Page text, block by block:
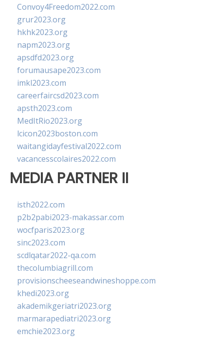
Convoy4Freedom2022.com
grur2023.org
hkhk2023.org
napm2023.org
apsdfd2023.org
forumausape2023.com
imkl2023.com
careerfaircsd2023.com
apsth2023.com
MedItRio2023.org
lcicon2023boston.com
waitangidayfestival2022.com
vacancesscolaires2022.com
MEDIA PARTNER II
isth2022.com
p2b2pabi2023-makassar.com
wocfparis2023.org
sinc2023.com
scdlqatar2022-qa.com
thecolumbiagrill.com
provisionscheeseandwineshoppe.com
khedi2023.org
akademikgeriatri2023.org
marmarapediatri2023.org
emchie2023.org